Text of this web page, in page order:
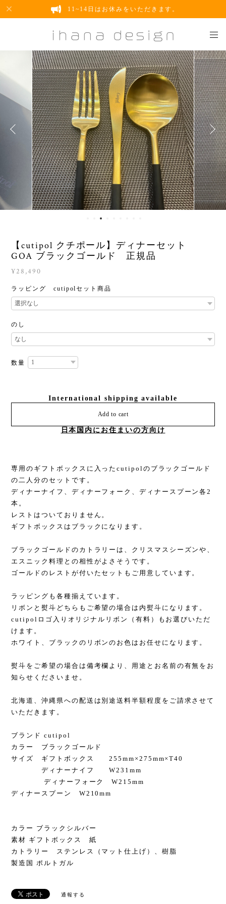
11~14日はお休みをいただきます。
【cutipol クチポール】ディナーセット
GOA ブラックゴールド 正規品
¥28,490
ラッピング cutipolセット商品
のし
数量
International shipping available
Add to cart
日本国内にお住まいの方向け
専用のギフトボックスに入ったcutipolのブラックゴールド
の二人分のセットです。
ディナーナイフ、ディナーフォーク、ディナースプーン各2
本。
レストはついておりません。
ギフトボックスはブラックになります。
ブラックゴールドのカトラリーは、クリスマスシーズンや、
エスニック料理との相性がよさそうです。
ゴールドのレストが付いたセットもご用意しています。
ラッピングも各種揃えています。
リボンと熨斗どちらもご希望の場合は内熨斗になります。
cutipolロゴ入りオリジナルリボン（有料）もお選びいただ
けます。
ホワイト、ブラックのリボンのお色はお任せになります。
熨斗をご希望の場合は備考欄より、用途とお名前の有無をお
知らせくださいませ。
北海道、沖縄県への配送は別途送料半額程度をご請求させて
いただきます。
ブランド cutipol
カラー ブラックゴールド
サイズ ギフトボックス 255mm×275mm×T40
ディナーナイフ W231mm
ディナーフォーク W215mm
ディナースプーン W210mm
カラー ブラックシルバー
素材 ギフトボックス 紙
カトラリー ステンレス（マット仕上げ）、樹脂
製造国 ポルトガル
通報する